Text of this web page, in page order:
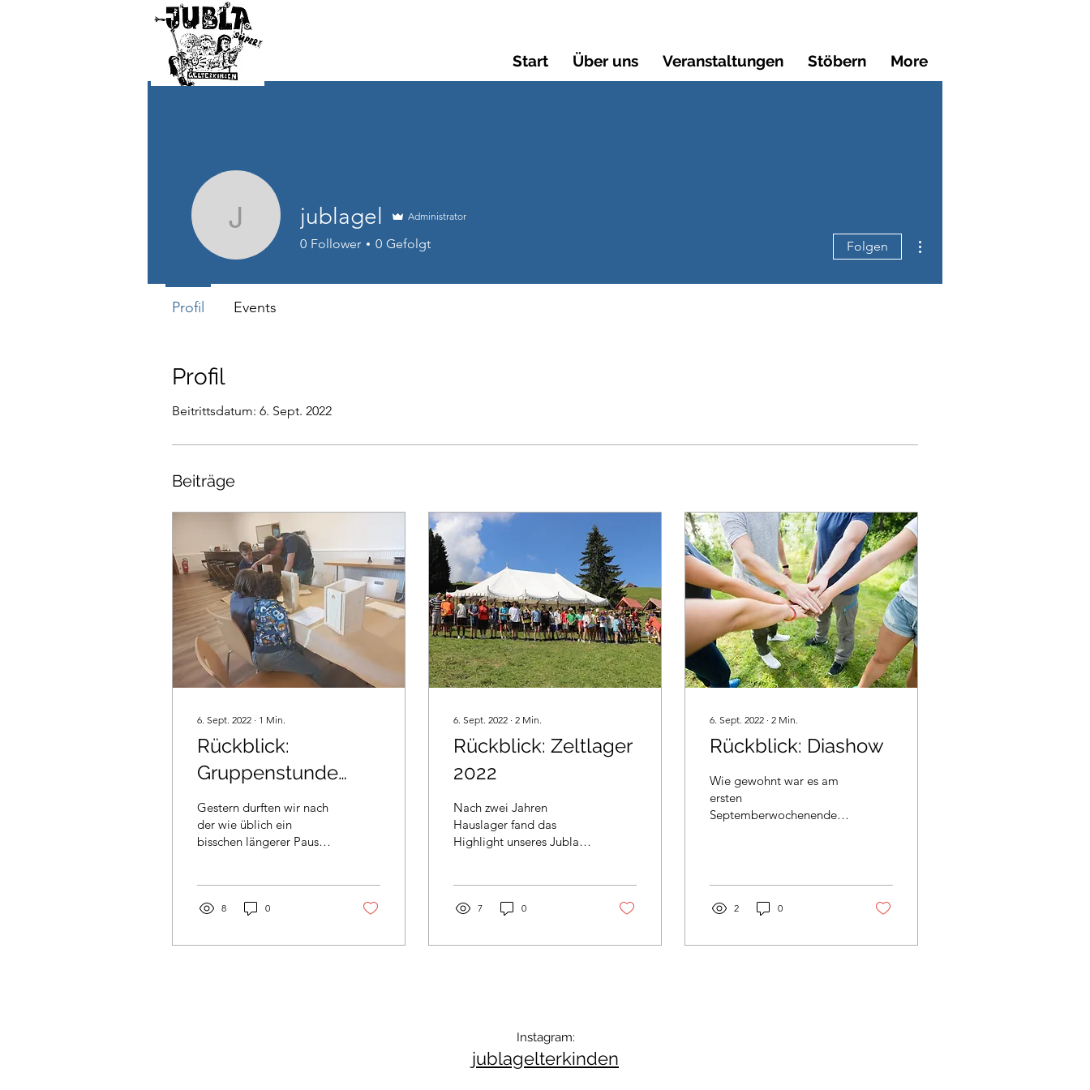
Start Über uns Veranstaltungen Stöbern More
Profil
Beitrittsdatum: 6. Sept. 2022
Beiträge
6. Sept. 2022 ∙ 1 Min.
Rückblick:
Gruppenstunde
Vogelhaus bauen
Gestern durften wir nach
der wie üblich ein
bisschen längerer Pause
8 0
6. Sept. 2022 ∙ 2 Min.
Rückblick: Zeltlager
2022
Nach zwei Jahren
Hauslager fand das
Highlight unseres Jubla-
verbrachten...
7 0
6. Sept. 2022 ∙ 2 Min.
Rückblick: Diashow
Wie gewohnt war es am
ersten
Septemberwochenende
und Eltern trafen...
2 0
jublageljublagel Administrator
0 Follower 0 Gefolgt Folgen
Profil Events
Instagram:
jublagelterkinden